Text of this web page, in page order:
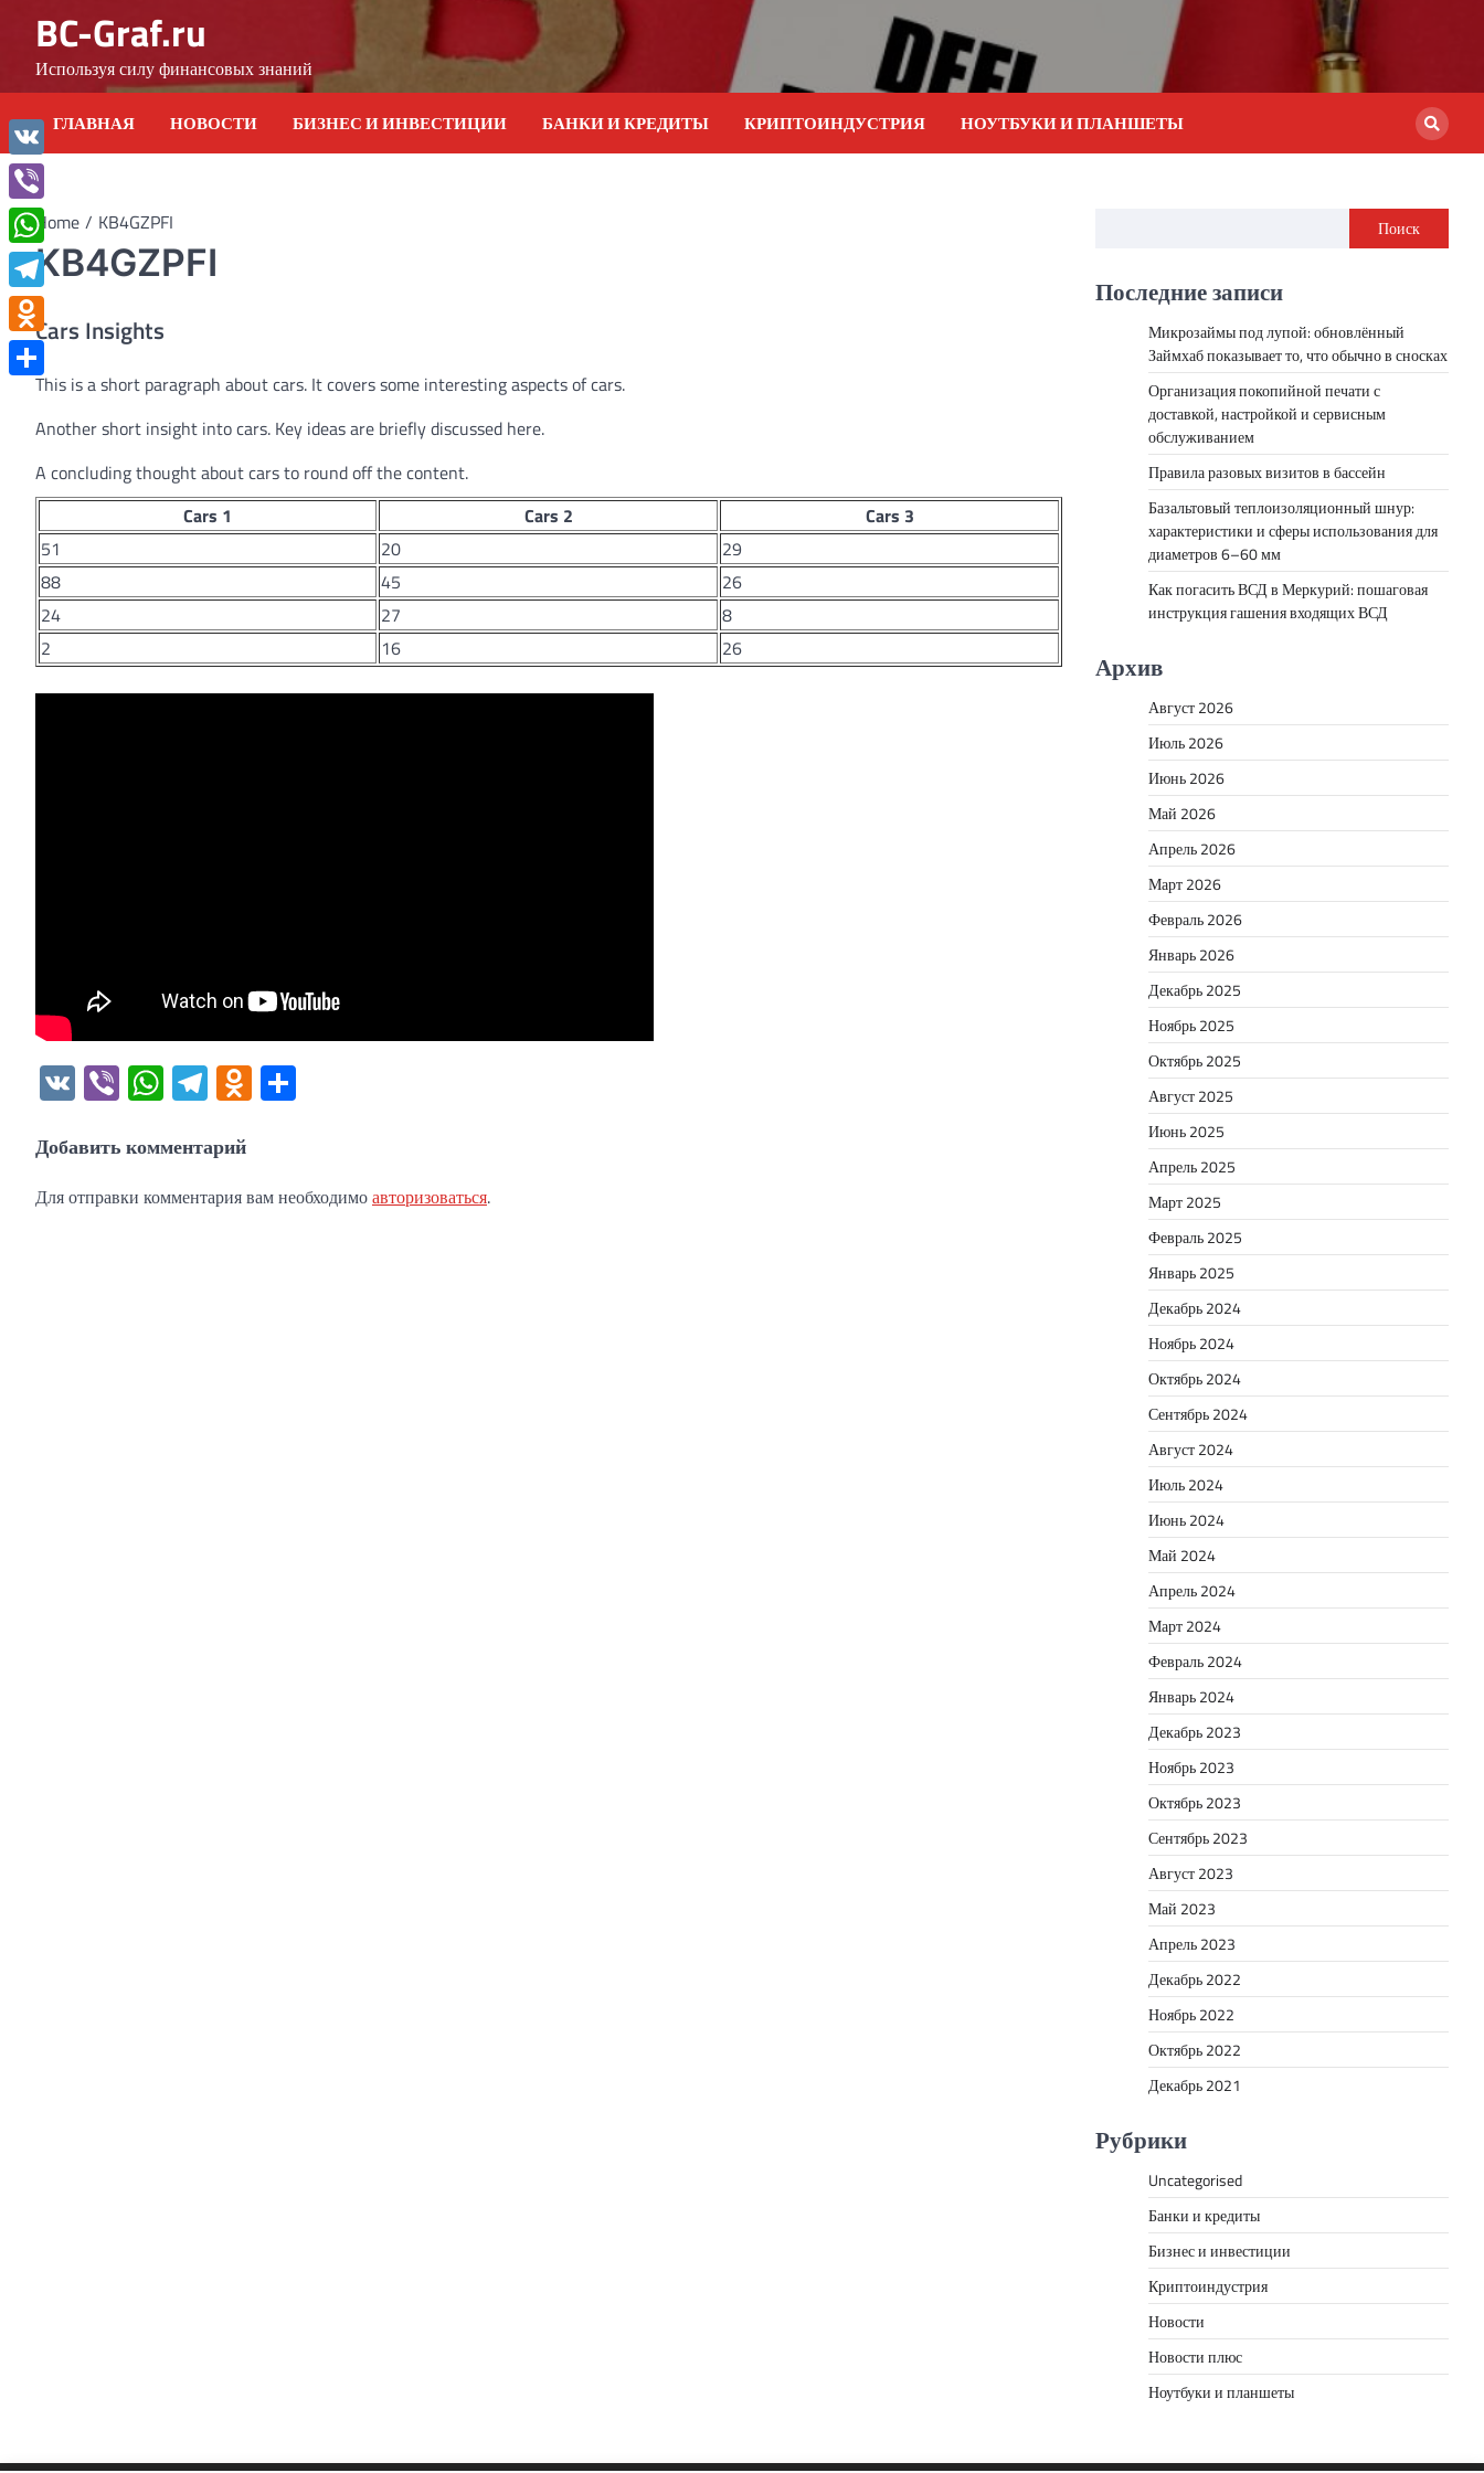
content
BC-Graf.ru
Используя силу финансовых знаний
ГЛАВНАЯ НОВОСТИ БИЗНЕС И ИНВЕСТИЦИИ БАНКИ И КРЕДИТЫ КРИПТОИНДУСТРИЯ НОУТБУКИ И ПЛАНШЕТЫ
Home KB4GZPFI
KB4GZPFI
Cars Insights
This is a short paragraph about cars. It covers some interesting aspects of cars.
Another short insight into cars. Key ideas are briefly discussed here.
A concluding thought about cars to round off the content.
Cars 1
Cars 2
Cars 3
51
20
29
88
45
26
24
27
8
2
16 26
VK ViberWhatsApp
Telegram
Odnoklassniki
Добавить комментарий
Для отправки комментария вам необходимоавторизоваться.
Поиск
Последние записи
Микрозаймы под лупой: обновлённый
Займхаб показывает то, что обычно в сносках
Организация покопийной печати с
доставкой, настройкой и сервисным
обслуживанием
Правила разовых визитов в бассейн
Базальтовый теплоизоляционный шнур:
характеристики и сферы использования для
диаметров 6–60 мм
Как погасить ВСД в Меркурий: пошаговая
инструкция гашения входящих ВСД
Архив
Август 2026
Июль 2026
Июнь 2026
Май 2026
Апрель 2026
Март 2026
Февраль 2026
Январь 2026
Декабрь 2025
Ноябрь 2025
Октябрь 2025
Август 2025
Июнь 2025
Апрель 2025
Март 2025
Февраль 2025
Январь 2025
Декабрь 2024
Ноябрь 2024
Октябрь 2024
Сентябрь 2024
Август 2024
Июль 2024
Июнь 2024
Май 2024
Апрель 2024
Март 2024
Февраль 2024
Январь 2024
Декабрь 2023
Ноябрь 2023
Октябрь 2023
Сентябрь 2023
Август 2023
Май 2023
Апрель 2023
Декабрь 2022
Ноябрь 2022
Октябрь 2022
Декабрь 2021
Рубрики
Uncategorised
Банки и кредиты
Бизнес и инвестиции
Криптоиндустрия
Новости
Новости плюс
Ноутбуки и планшеты
VK
Viber
WhatsApp
Telegram
Odnoklassniki
Отправить